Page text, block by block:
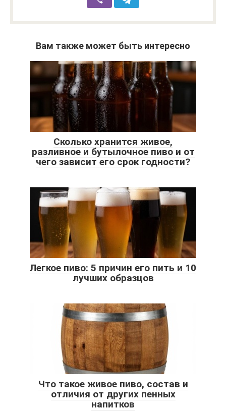
Вам также может быть интересно
Сколько хранится живое,
разливное и бутылочное пиво и от
чего зависит его срок годности?
Легкое пиво: 5 причин его пить и 10
лучших образцов
Что такое живое пиво, состав и
отличия от других пенных
напитков